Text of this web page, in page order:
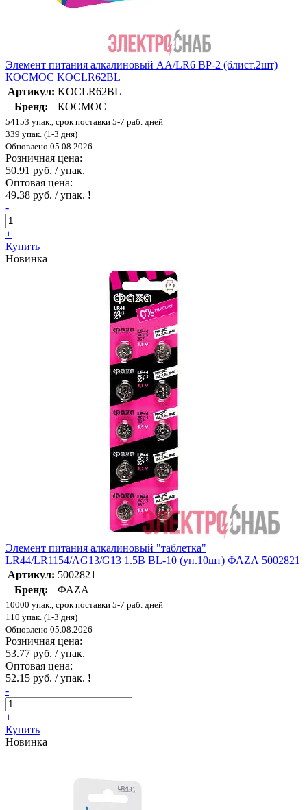
Элемент питания алкалиновый AA/LR6 BP-2 (блист.2шт)
КОСМОС KOCLR62BL
Артикул: KOCLR62BL
Бренд:
КОСМОС
54153 упак., срок поставки 5-7 раб. дней
339 упак. (1-3 дня)
Обновлено 05.08.2026
Розничная цена:
50.91 руб. / упак.
Оптовая цена:
49.38 руб. / упак. !
-
+
Купить
Новинка
Элемент питания алкалиновый "таблетка"
LR44/LR1154/AG13/G13 1.5В BL-10 (уп.10шт) ФАZА 5002821
Артикул: 5002821
Бренд:
ФАZА
10000 упак., срок поставки 5-7 раб. дней
110 упак. (1-3 дня)
Обновлено 05.08.2026
Розничная цена:
53.77 руб. / упак.
Оптовая цена:
52.15 руб. / упак. !
-
+
Купить
Новинка